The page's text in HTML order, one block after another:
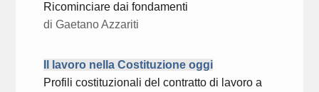
Ricominciare dai fondamenti
di Gaetano Azzariti
Il lavoro nella Costituzione oggi
Profili costituzionali del contratto di lavoro a